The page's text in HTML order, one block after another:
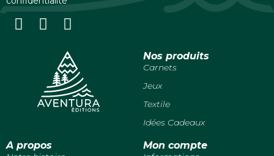
Nos produits
Carnets
Jeux
Textile
Idées Cadeaux
A propos Mon compte